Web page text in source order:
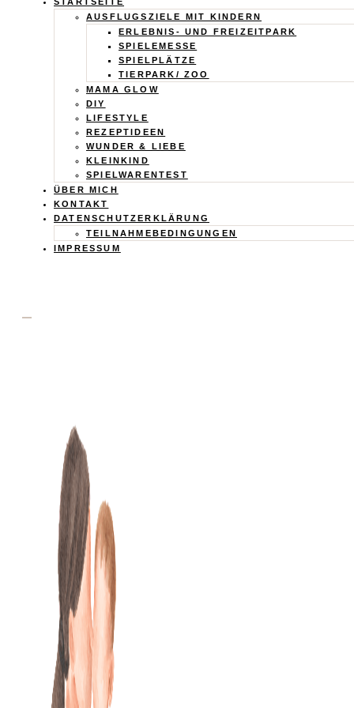
Traum
AUSFLUGSZIELE MIT KINDERN
ERLEBNIS- UND FREIZEITPARK
SPIELEMESSE
SPIELPLÄTZE
TIERPARK/ ZOO
MAMA GLOW
DIY
LIFESTYLE
REZEPTIDEEN
WUNDER & LIEBE
KLEINKIND
SPIELWARENTEST
ÜBER MICH
KONTAKT
DATENSCHUTZERKLÄRUNG
TEILNAHMEBEDINGUNGEN
IMPRESSUM